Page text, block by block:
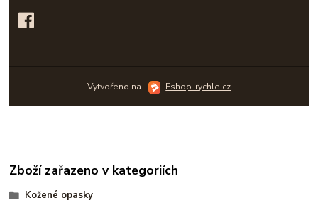
Vytvořeno na Eshop-rychle.cz
Zboží zařazeno v kategoriích
Kožené opasky